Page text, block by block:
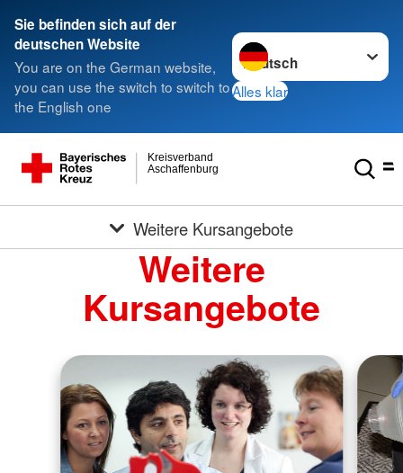
Sie befinden sich auf der
deutschen Website
You are on the German website,
you can use the switch to switch to
the English one
Sprache wechseln zu
Alles klar
Aschaffenburg
Kreisverband
Weitere Kursangebote
Weitere
Kursangebote